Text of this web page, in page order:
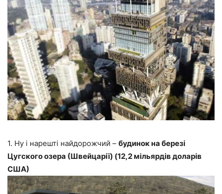
1. Ну і нарешті найдорожчий – будинок на березі
Цугского озера (Швейцарії) (12,2 мільярдів доларів
США)